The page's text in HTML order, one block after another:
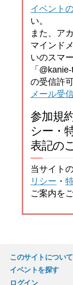
イベント
い。
また、ア
マインド
いのスマ
「
の受信許
メール受
参加規
シー・
表記の
当サイト
リシー ・
ご案内を
このサイトについて
イベントを探す
ログイン